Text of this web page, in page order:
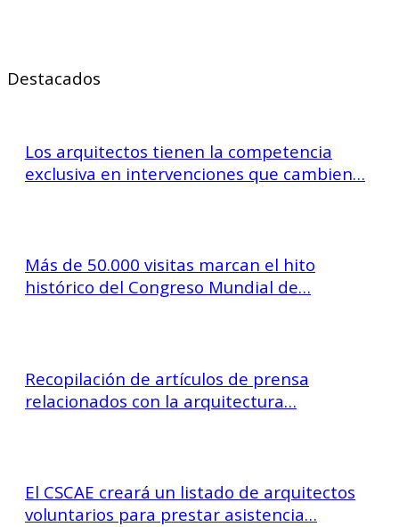
Destacados
Los arquitectos tienen la competencia
exclusiva en intervenciones que cambien…
Más de 50.000 visitas marcan el hito
histórico del Congreso Mundial de…
Recopilación de artículos de prensa
relacionados con la arquitectura…
El CSCAE creará un listado de arquitectos
voluntarios para prestar asistencia…